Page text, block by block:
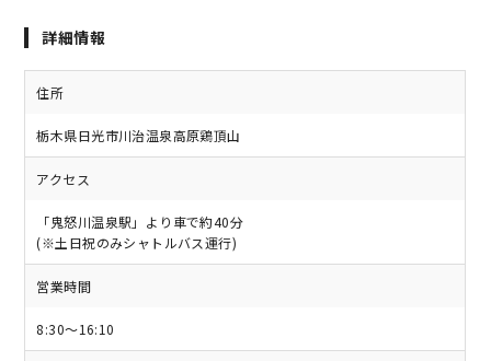
詳細情報
住所
栃木県日光市川治温泉高原鶏頂山
アクセス
「鬼怒川温泉駅」より車で約40分
(※土日祝のみシャトルバス運行)
営業時間
8:30～16:10